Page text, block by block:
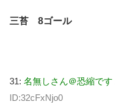
三苔 8ゴール
31: 名無しさん＠恐縮です
ID:32cFxNjo0